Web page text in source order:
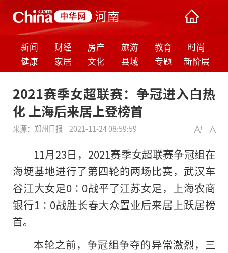
新闻 财经 房产 旅游 教育
时尚
健康
家居 文化 县域 专题 新阶层
2021赛季女超联赛：争冠进入白热
化 上海后来居上登榜首
来源： 郑州日报 2021-11-24 08:59:59
11月23日，2021赛季女超联赛争冠组在
海埂基地进行了第四轮的两场比赛，武汉车
谷江大女足0∶0战平了江苏女足，上海农商
银行1∶0战胜长春大众置业后来居上跃居榜
首。
本轮之前，争冠组争夺的异常激烈，三